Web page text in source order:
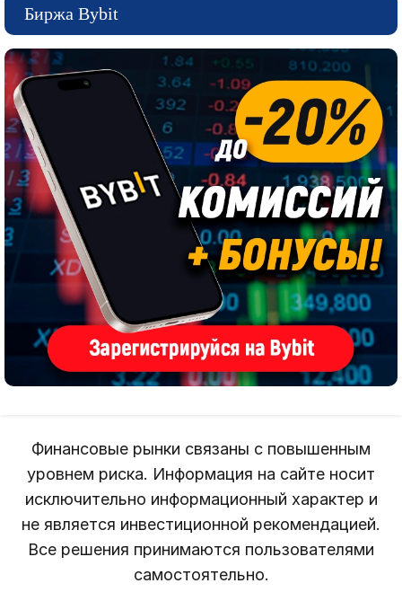
Биржа Bybit
Финансовые рынки связаны с повышенным
уровнем риска. Информация на сайте носит
исключительно информационный характер и
не является инвестиционной рекомендацией.
Все решения принимаются пользователями
самостоятельно.